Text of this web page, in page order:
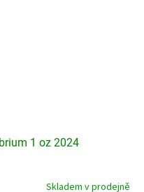
1 oz 2024
Skladem v prodejně